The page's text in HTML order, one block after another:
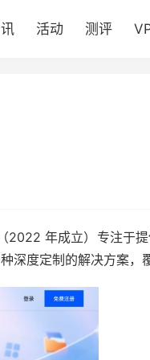
活动 测评
2022 年成立）专注于
度定制的解决方案，